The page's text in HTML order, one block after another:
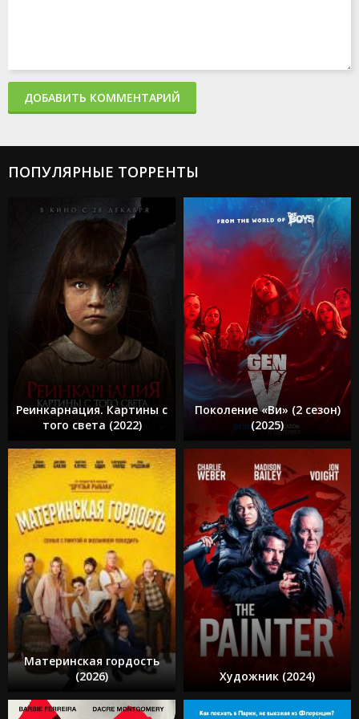
ДОБАВИТЬ КОММЕНТАРИЙ
ПОПУЛЯРНЫЕ ТОРРЕНТЫ
Реинкарнация. Картины с
того света (2022)
Поколение «Ви» (2 сезон)
(2025)
Материнская гордость
(2026)
Художник (2024)